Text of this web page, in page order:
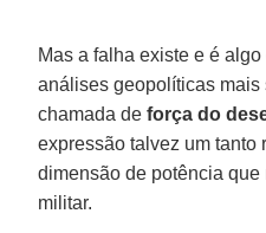
Mas a falha existe e é
análises geopolíticas
chamada deforça do
expressão talvez um tanto
dimensão de potência
militar.